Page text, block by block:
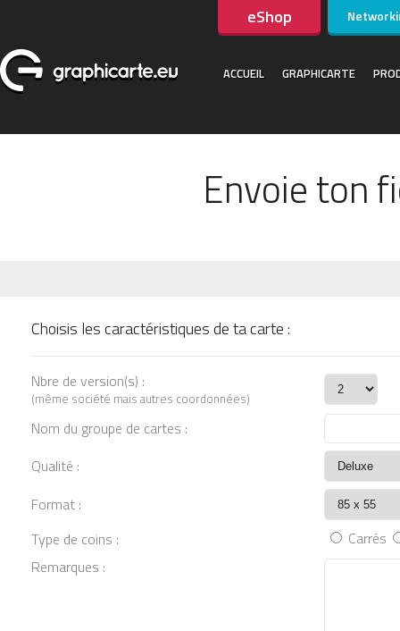
eShop
ACCUEIL GRAPHICARTE
Envoie ton
Choisis les caractéristiques de ta carte :
Nbre de version(s) :
(même société mais autres coordonnées)
Nom du groupe de cartes :
Qualité :
Format :
Type de coins :
Carrés
Remarques :